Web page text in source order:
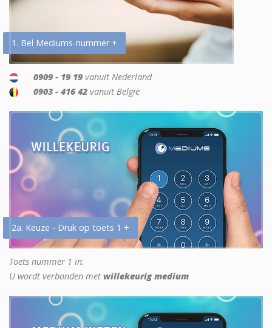
1. Bel Mediums-nummer +
0909 - 19 19 vanuit Nederland
0903 - 416 42 vanuit België
2a. Keuze - Druk op toets 1 +
Toets nummer 1 in.
U wordt verbonden met willekeurig medium